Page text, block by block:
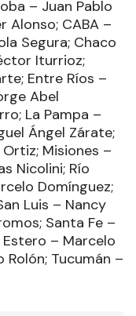
– Juan Pablo
Alonso; CABA –
Segura; Chaco
Iturrioz;
Entre Ríos –
Abel
La Pampa –
Ángel Zárate;
Misiones –
Nicolini; Río
Domínguez;
Luis – Nancy
Santa Fe –
– Marcelo
Tucumán –